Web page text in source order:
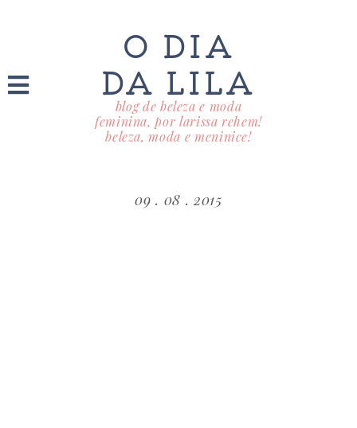
O DIA
DA LILA
blog de beleza e moda
feminina, por larissa rehem!
beleza, moda e meninice!
09 . 08 . 2015